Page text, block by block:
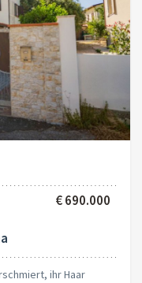
€ 690.000
ihr Haar